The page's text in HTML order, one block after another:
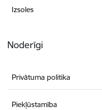
Izsoles
Noderīgi
Privātuma politika
Piekļūstamība